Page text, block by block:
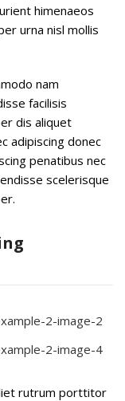
himenaeos
urna nisl mollis
nam
facilisis
dis aliquet
adipiscing donec
penatibus nec
scelerisque
rutrum porttitor